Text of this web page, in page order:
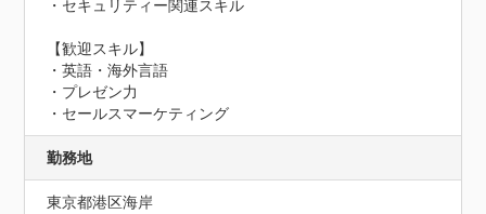
・セキュリティー関連スキル
【歓迎スキル】
・英語・海外言語
・プレゼン力
・セールスマーケティング
勤務地
東京都港区海岸